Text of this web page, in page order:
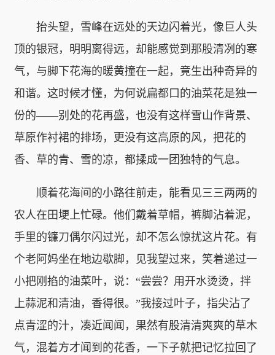
抬头望，雪峰在远处的天边闪着光，像巨人头
顶的银冠，明明离得远，却能感觉到那股清冽的寒
气，与脚下花海的暖黄撞在一起，竟生出种奇异的
和谐。这时候才懂，为何说扁都口的油菜花是独一
份的——别处的花再盛，也没有这样雪山作背景、
草原作衬裙的排场，更没有这高原的风，把花的
香、草的青、雪的凉，都揉成一团独特的气息。
顺着花海间的小路往前走，能看见三三两两的
农人在田埂上忙碌。他们戴着草帽，裤脚沾着泥，
手里的镰刀偶尔闪过光，却不怎么惊扰这片花。有
个老阿妈坐在地边歇脚，见我望过来，笑着递过一
小把刚掐的油菜叶，说：“尝尝？用开水烫烫，拌
上蒜泥和清油，香得很。”我接过叶子，指尖沾了
点青涩的汁，凑近闻闻，果然有股清清爽爽的草木
气，混着方才闻到的花香，一下子就把记忆拉回了